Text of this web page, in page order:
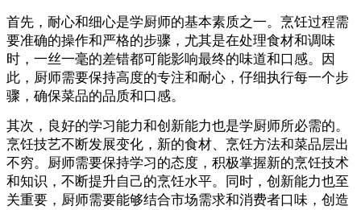
首先，耐心和细心是学厨师的基本素质之一。烹饪过程需
要准确的操作和严格的步骤，尤其是在处理食材和调味
时，一丝一毫的差错都可能影响最终的味道和口感。因
此，厨师需要保持高度的专注和耐心，仔细执行每一个步
骤，确保菜品的品质和口感。
其次，良好的学习能力和创新能力也是学厨师所必需的。
烹饪技艺不断发展变化，新的食材、烹饪方法和菜品层出
不穷。厨师需要保持学习的态度，积极掌握新的烹饪技术
和知识，不断提升自己的烹饪水平。同时，创新能力也至
关重要，厨师需要能够结合市场需求和消费者口味，创造